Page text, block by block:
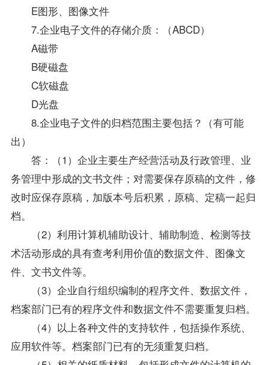
E图形、图像文件
7.企业电子文件的存储介质：（ABCD）
A磁带
B硬磁盘
C软磁盘
D光盘
8.企业电子文件的归档范围主要包括？（有可能
出）
答：（1）企业主要生产经营活动及行政管理、业
务管理中形成的文书文件；对需要保存原稿的文件，修
改时应保存原稿，加版本号后积累，原稿、定稿一起归
档。
（2）利用计算机辅助设计、辅助制造、检测等技
术活动形成的具有查考利用价值的数据文件、图像文
件、文书文件等。
（3）企业自行组织编制的程序文件、数据文件，
档案部门已有的程序文件和数据文件不需要重复归档。
（4）以上各种文件的支持软件，包括操作系统、
应用软件等。档案部门已有的无须重复归档。